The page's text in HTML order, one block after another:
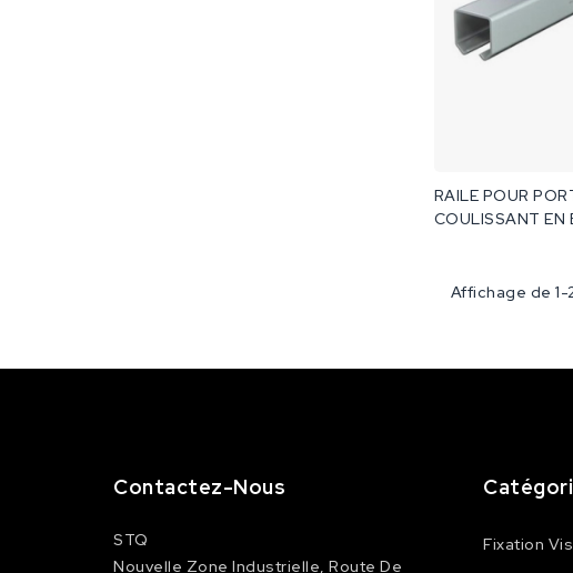
RAILE POUR
COULISSANT EN
Affichage de
Contactez-Nous
STQ
Nouvelle Zone Industrielle, Route De
Fixation